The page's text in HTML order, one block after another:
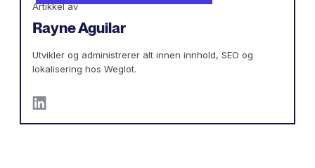
Artikkel av
Rayne Aguilar
Utvikler og administrerer alt innen innhold, SEO og
lokalisering hos Weglot.